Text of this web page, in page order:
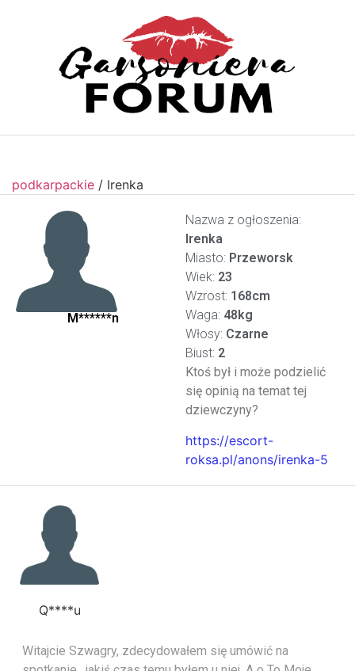
podkarpackie / Irenka
M******n
Nazwa z ogłoszenia:
Irenka
Miasto: Przeworsk
Wiek: 23
Wzrost: 168cm
Waga: 48kg
Włosy: Czarne
Biust: 2
Ktoś był i może podzielić
się opinią na temat tej
dziewczyny?
https://escort-
roksa.pl/anons/irenka-5
Q****u
Witajcie Szwagry, zdecydowałem się umówić na